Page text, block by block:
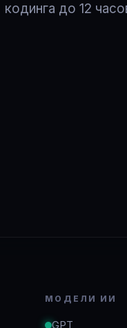
кодинга до 12
МОДЕЛИ ИИ
GPT